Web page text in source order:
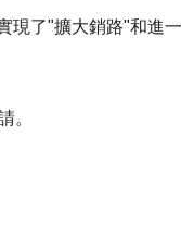
現了"擴大銷路"和進一
。